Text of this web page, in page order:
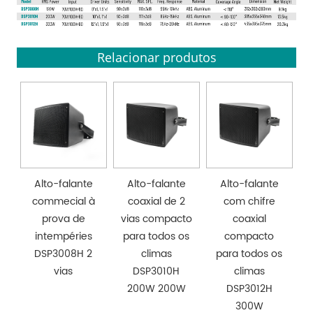
Relacionar produtos
Alto-falante
commecial à
prova de
intempéries
DSP3008H 2
vias
Alto-falante
coaxial de 2
vias compacto
para todos os
climas
DSP3010H
200W 200W
Alto-falante
com chifre
coaxial
compacto
para todos os
climas
DSP3012H
300W